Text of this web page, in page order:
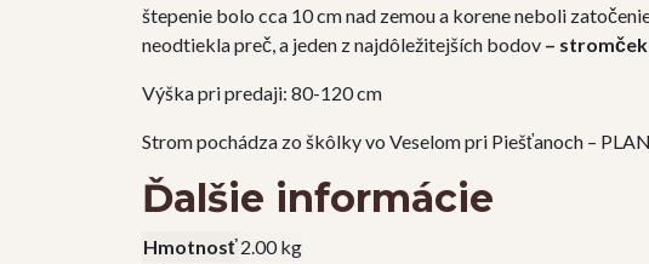
štepenie bolo cca 10 cm nad zemou a korene neboli
neodtiekla preč, a jeden z najdôležitejších bodov –
Výška pri predaji: 80-120 cm
Strom pochádza zo škôlky vo Veselom pri Piešťanoch –
Ďalšie informácie
Hmotnosť2.00 kg